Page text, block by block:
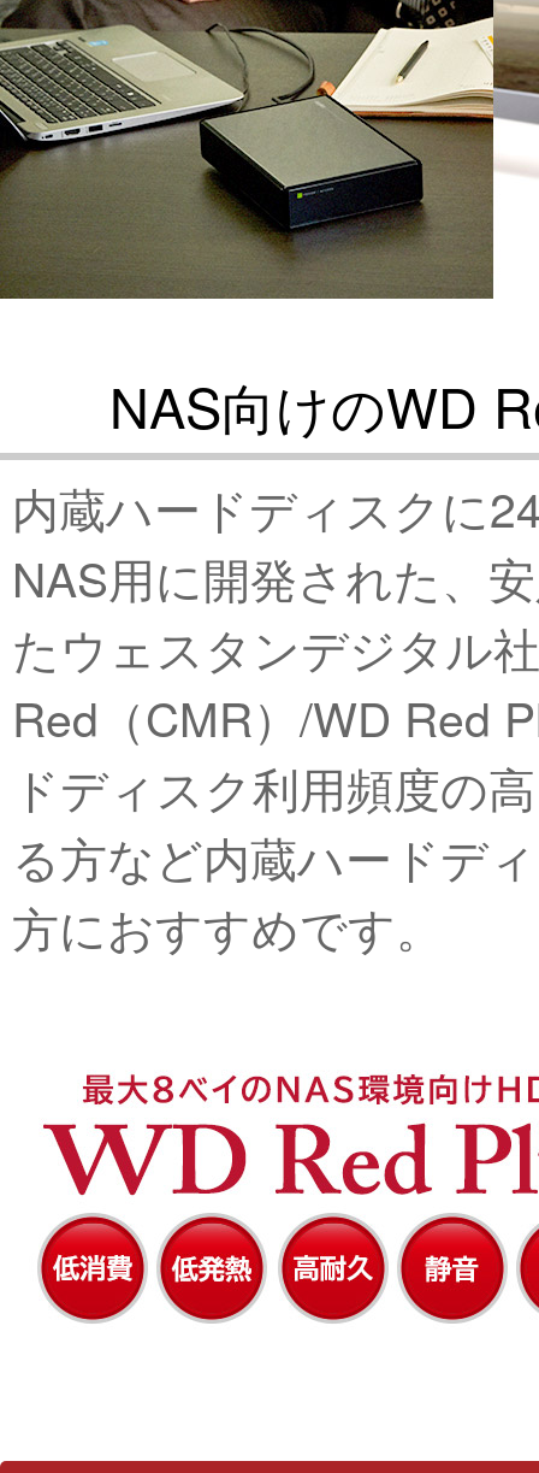
NAS向けのWD
内蔵ハードディスクに
NAS用に開発された、
たウェスタンデジタル
Red（CMR）/WD Red
ドディスク利用頻度の
る方など内蔵ハードデ
方におすすめです。